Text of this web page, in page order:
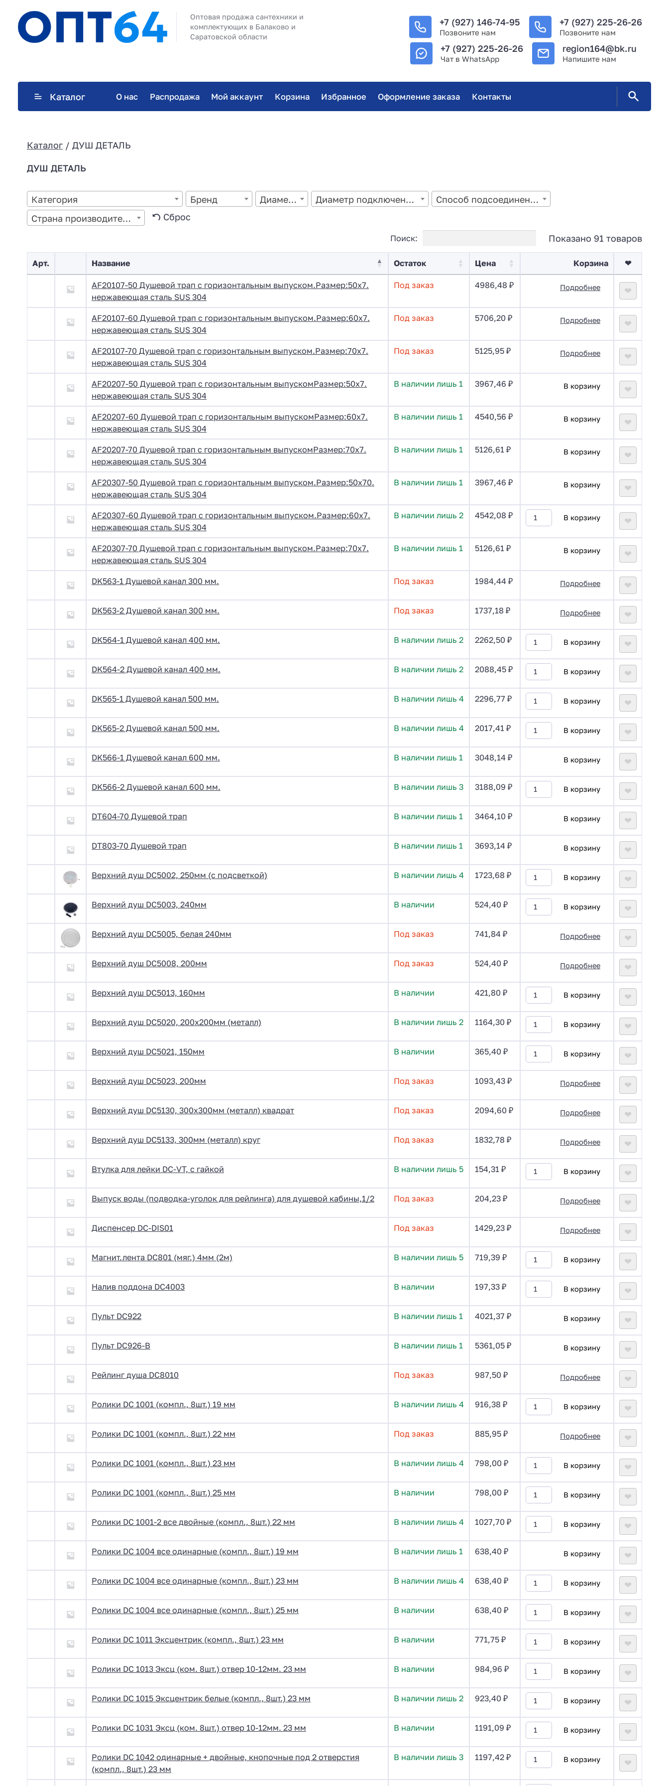
Оптовая продажа сантехники и
комплектующих в Балаково и
Саратовской области
+7 (927) 146-74-95
Позвоните нам
+7 (927) 225-26-26
Позвоните нам
+7 (927) 225-26-26
Чат в WhatsApp
region164@bk.ru
Напишите нам
Каталог О нас Распродажа Мой аккаунт Корзина Избранное Оформление заказа Контакты
Каталог / ДУШ ДЕТАЛЬ
ДУШ ДЕТАЛЬ
Категория Бренд Диаметр Диаметр подключения:
Способ подсоединения
Страна производитель:
Сброс
Поиск: Показано 91 товаров
Арт. Название Остаток Цена Корзина ❤
AF20107-50 Душевой трап с горизонтальным выпуском.Размер:50х7.
нержавеющая сталь SUS 304
Под заказ 4986,48 ₽ Подробнее ❤
AF20107-60 Душевой трап с горизонтальным выпуском.Размер:60х7.
нержавеющая сталь SUS 304
Под заказ 5706,20 ₽ Подробнее ❤
AF20107-70 Душевой трап с горизонтальным выпуском.Размер:70х7.
нержавеющая сталь SUS 304
Под заказ 5125,95 ₽ Подробнее ❤
AF20207-50 Душевой трап с горизонтальным выпускомРазмер:50х7.
нержавеющая сталь SUS 304
В наличии лишь 1 3967,46 ₽ В корзину ❤
AF20207-60 Душевой трап с горизонтальным выпускомРазмер:60х7.
нержавеющая сталь SUS 304
В наличии лишь 1 4540,56 ₽ В корзину ❤
AF20207-70 Душевой трап с горизонтальным выпускомРазмер:70х7.
нержавеющая сталь SUS 304
В наличии лишь 1 5126,61 ₽ В корзину ❤
AF20307-50 Душевой трап с горизонтальным выпуском.Размер:50х70.
нержавеющая сталь SUS 304
В наличии лишь 1 3967,46 ₽ В корзину ❤
AF20307-60 Душевой трап с горизонтальным выпуском.Размер:60х7.
нержавеющая сталь SUS 304
В наличии лишь 2 4542,08 ₽ В корзину ❤
AF20307-70 Душевой трап с горизонтальным выпуском.Размер:70х7.
нержавеющая сталь SUS 304
В наличии лишь 1 5126,61 ₽ В корзину ❤
DK563-1 Душевой канал 300 мм. Под заказ 1984,44 ₽ Подробнее ❤
DK563-2 Душевой канал 300 мм. Под заказ 1737,18 ₽ Подробнее ❤
DK564-1 Душевой канал 400 мм. В наличии лишь 2 2262,50 ₽ В корзину ❤
DK564-2 Душевой канал 400 мм. В наличии лишь 2 2088,45 ₽ В корзину ❤
DK565-1 Душевой канал 500 мм. В наличии лишь 4 2296,77 ₽ В корзину ❤
DK565-2 Душевой канал 500 мм. В наличии лишь 4 2017,41 ₽ В корзину ❤
DK566-1 Душевой канал 600 мм. В наличии лишь 1 3048,14 ₽ В корзину ❤
DK566-2 Душевой канал 600 мм. В наличии лишь 3 3188,09 ₽ В корзину ❤
DT604-70 Душевой трап В наличии лишь 1 3464,10 ₽ В корзину ❤
DT803-70 Душевой трап В наличии лишь 1 3693,14 ₽ В корзину ❤
Верхний душ DC5002, 250мм (с подсветкой) В наличии лишь 4 1723,68 ₽ В корзину ❤
Верхний душ DC5003, 240мм В наличии 524,40 ₽ В корзину ❤
Верхний душ DC5005, белая 240мм Под заказ 741,84 ₽ Подробнее ❤
Верхний душ DC5008, 200мм Под заказ 524,40 ₽ Подробнее ❤
Верхний душ DC5013, 160мм В наличии 421,80 ₽ В корзину ❤
Верхний душ DC5020, 200х200мм (металл) В наличии лишь 2 1164,30 ₽ В корзину ❤
Верхний душ DC5021, 150мм В наличии 365,40 ₽ В корзину ❤
Верхний душ DC5023, 200мм Под заказ 1093,43 ₽ Подробнее ❤
Верхний душ DC5130, 300х300мм (металл) квадрат Под заказ 2094,60 ₽ Подробнее ❤
Верхний душ DC5133, 300мм (металл) круг Под заказ 1832,78 ₽ Подробнее ❤
Втулка для лейки DC-VT, с гайкой В наличии лишь 5 154,31 ₽ В корзину ❤
Выпуск воды (подводка-уголок для рейлинга) для душевой кабины,1/2 Под заказ 204,23 ₽ Подробнее ❤
Диспенсер DC-DIS01 Под заказ 1429,23 ₽ Подробнее ❤
Магнит.лента DC801 (мяг.) 4мм (2м) В наличии лишь 5 719,39 ₽ В корзину ❤
Налив поддона DC4003 В наличии 197,33 ₽ В корзину ❤
Пульт DC922 В наличии лишь 1 4021,37 ₽ В корзину ❤
Пульт DC926-B В наличии лишь 1 5361,05 ₽ В корзину ❤
Рейлинг душа DC8010 Под заказ 987,50 ₽ Подробнее ❤
Ролики DC 1001 (компл., 8шт.) 19 мм В наличии лишь 4 916,38 ₽ В корзину ❤
Ролики DC 1001 (компл., 8шт.) 22 мм Под заказ 885,95 ₽ Подробнее ❤
Ролики DC 1001 (компл., 8шт.) 23 мм В наличии лишь 4 798,00 ₽ В корзину ❤
Ролики DC 1001 (компл., 8шт.) 25 мм В наличии 798,00 ₽ В корзину ❤
Ролики DC 1001-2 все двойные (компл., 8шт.) 22 мм В наличии лишь 4 1027,70 ₽ В корзину ❤
Ролики DC 1004 все одинарные (компл., 8шт.) 19 мм В наличии лишь 1 638,40 ₽ В корзину ❤
Ролики DC 1004 все одинарные (компл., 8шт.) 23 мм В наличии лишь 4 638,40 ₽ В корзину ❤
Ролики DC 1004 все одинарные (компл., 8шт.) 25 мм В наличии 638,40 ₽ В корзину ❤
Ролики DC 1011 Эксцентрик (компл., 8шт.) 23 мм В наличии 771,75 ₽ В корзину ❤
Ролики DC 1013 Эксц (ком. 8шт.) отвер 10-12мм. 23 мм В наличии 984,96 ₽ В корзину ❤
Ролики DC 1015 Эксцентрик белые (компл., 8шт.) 23 мм В наличии лишь 2 923,40 ₽ В корзину ❤
Ролики DC 1031 Эксц (ком. 8шт.) отвер 10-12мм. 23 мм В наличии 1191,09 ₽ В корзину ❤
Ролики DC 1042 одинарные + двойные, кнопочные под 2 отверстия
(компл., 8шт.) 23 мм
В наличии лишь 3 1197,42 ₽ В корзину ❤